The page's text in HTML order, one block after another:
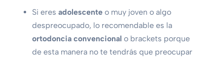
Si eres adolescenteo muy joven o algo
despreocupado, lo recomendable es la
ortodoncia convencional o brackets porque
de esta manera no te tendrás que preocupar